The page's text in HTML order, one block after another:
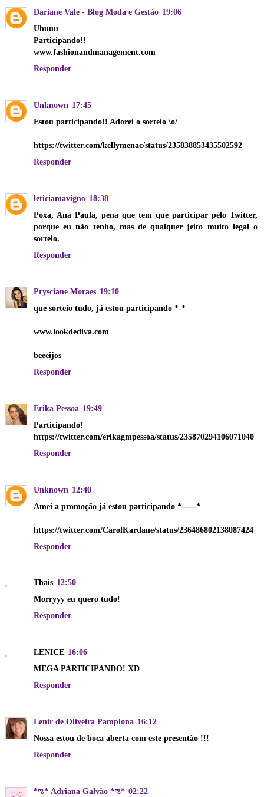
Dariane Vale - Blog Moda e Gestão 19:06
Uhuuu
Participando!!
www.fashionandmanagement.com
Responder
Unknown 17:45
Estou participando!! Adorei o sorteio \o/
https://twitter.com/kellymenac/status/235838853435502592
Responder
leticiamavigno 18:38
Poxa, Ana Paula, pena que tem que participar pelo Twitter,
porque eu não tenho, mas de qualquer jeito muito legal o
sorteio.
Responder
Prysciane Moraes 19:10
que sorteio tudo, já estou participando *-*
www.lookdediva.com
beeeijos
Responder
Erika Pessoa 19:49
Participando!
https://twitter.com/erikagmpessoa/status/235870294106071040
Responder
Unknown 12:40
Amei a promoção já estou participando *-----*
https://twitter.com/CarolKardane/status/236486802138087424
Responder
Thais 12:50
Morryyy eu quero tudo!
Responder
LENICE 16:06
MEGA PARTICIPANDO! XD
Responder
Lenir de Oliveira Pamplona 16:12
Nossa estou de boca aberta com este presentão !!!
Responder
*ಌ* Adriana Galvão *ಌ* 02:22